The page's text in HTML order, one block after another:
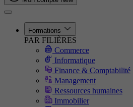
Formations
PAR FILIÈRES
Commerce
Informatique
Finance & Comptabilité
Management
Ressources humaines
Immobilier